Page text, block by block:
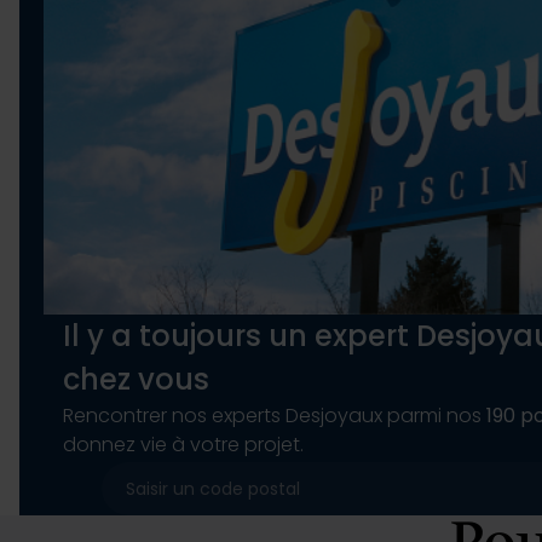
partenaires de médias
vous leur avez fournies ou
Il y a toujours un expert
chez vous
Rencontrer nos experts Desjoyaux parmi nos 190
donnez vie à votre projet.